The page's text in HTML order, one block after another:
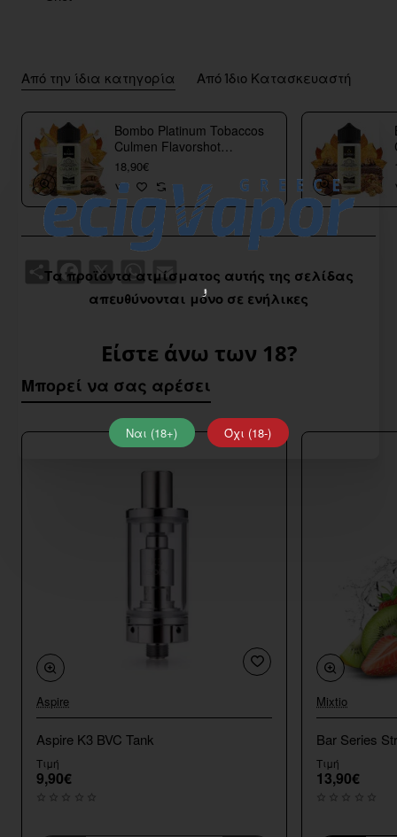
Τα προϊόντα ατμίσματος αυτής της σελίδας
απευθύνονται μόνο σε ενήλικες
Είστε άνω των 18?
Ναι (18+) Όχι (18-)
Από την ίδια κατηγορία Από Ίδιο Κατασκευαστή
Bombo Platinum Tobaccos
Culmen Flavorshot
40/120ml
18,90€
Μπορεί να σας αρέσει
Aspire
Aspire K3 BVC Tank
Τιμή
9,90€
Mixtio
Bar Series
Τιμή
13,90€